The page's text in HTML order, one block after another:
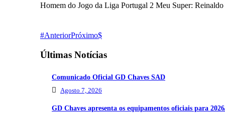
Homem do Jogo da Liga Portugal 2 Meu Super:
AnteriorPróximo
Últimas Notícias
Comunicado Oficial GD Chaves SAD
Agosto 7, 2026
GD Chaves apresenta os equipamentos oficiais para